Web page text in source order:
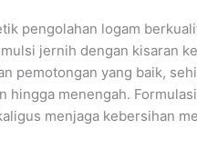
pengolahan logam
jernih dengan kisaran
pemotongan yang baik,
hingga menengah.
menjaga kebersihan